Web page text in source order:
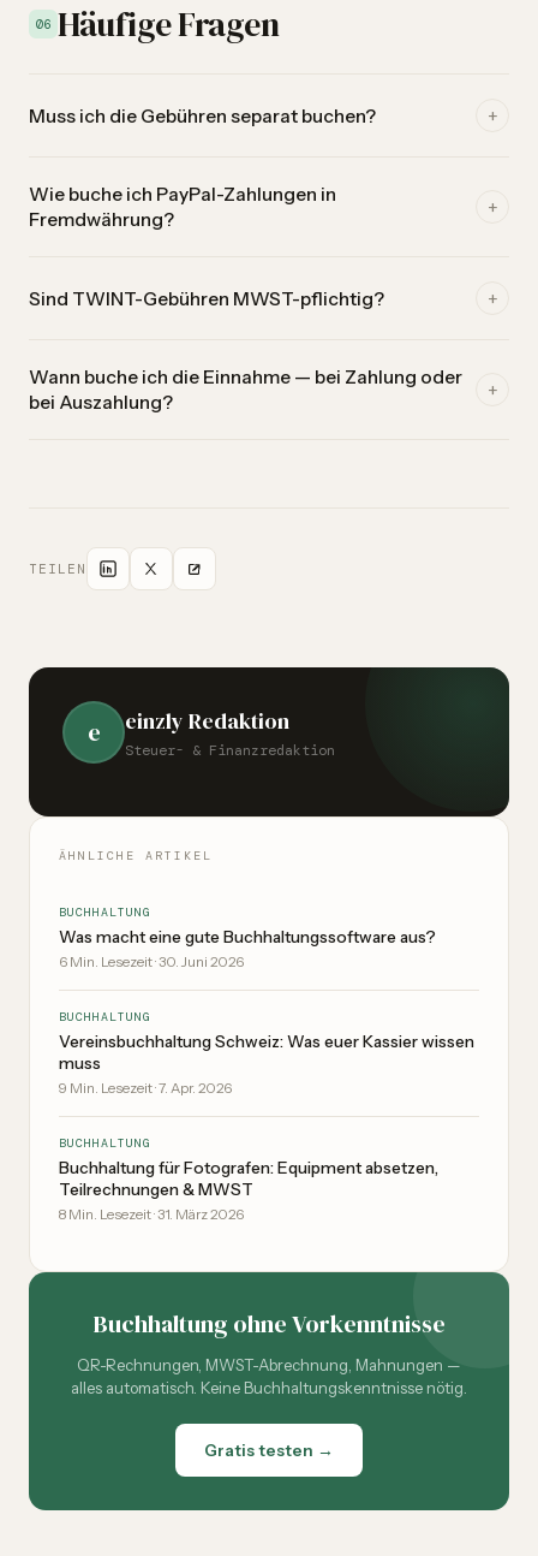
06 Häufige Fragen
Muss ich die Gebühren separat buchen? +
separate Ausgabe. Nur so stimmt deine EAR mit den
Kontoauszügen überein.
Wie buche ich PayPal-Zahlungen in
Fremdwährung?
+
Wechselkursdifferenzen sind darin enthalten.
Sind TWINT-Gebühren MWST-pflichtig? +
befreit. Du kannst keine Vorsteuer geltend machen.
Wann buche ich die Einnahme — bei Zahlung oder
bei Auszahlung?
+
TEILEN
e einzly Redaktion
Steuer- & Finanzredaktion
ÄHNLICHE ARTIKEL
BUCHHALTUNG
Was macht eine gute Buchhaltungssoftware aus?
6 Min. Lesezeit·30. Juni 2026
BUCHHALTUNG
Vereinsbuchhaltung Schweiz: Was euer Kassier wissen
muss
9 Min. Lesezeit·7. Apr. 2026
BUCHHALTUNG
Buchhaltung für Fotografen: Equipment absetzen,
Teilrechnungen & MWST
8 Min. Lesezeit·31. März 2026
Buchhaltung ohne Vorkenntnisse
QR-Rechnungen, MWST-Abrechnung, Mahnungen —
alles automatisch. Keine Buchhaltungskenntnisse nötig.
Gratis testen →